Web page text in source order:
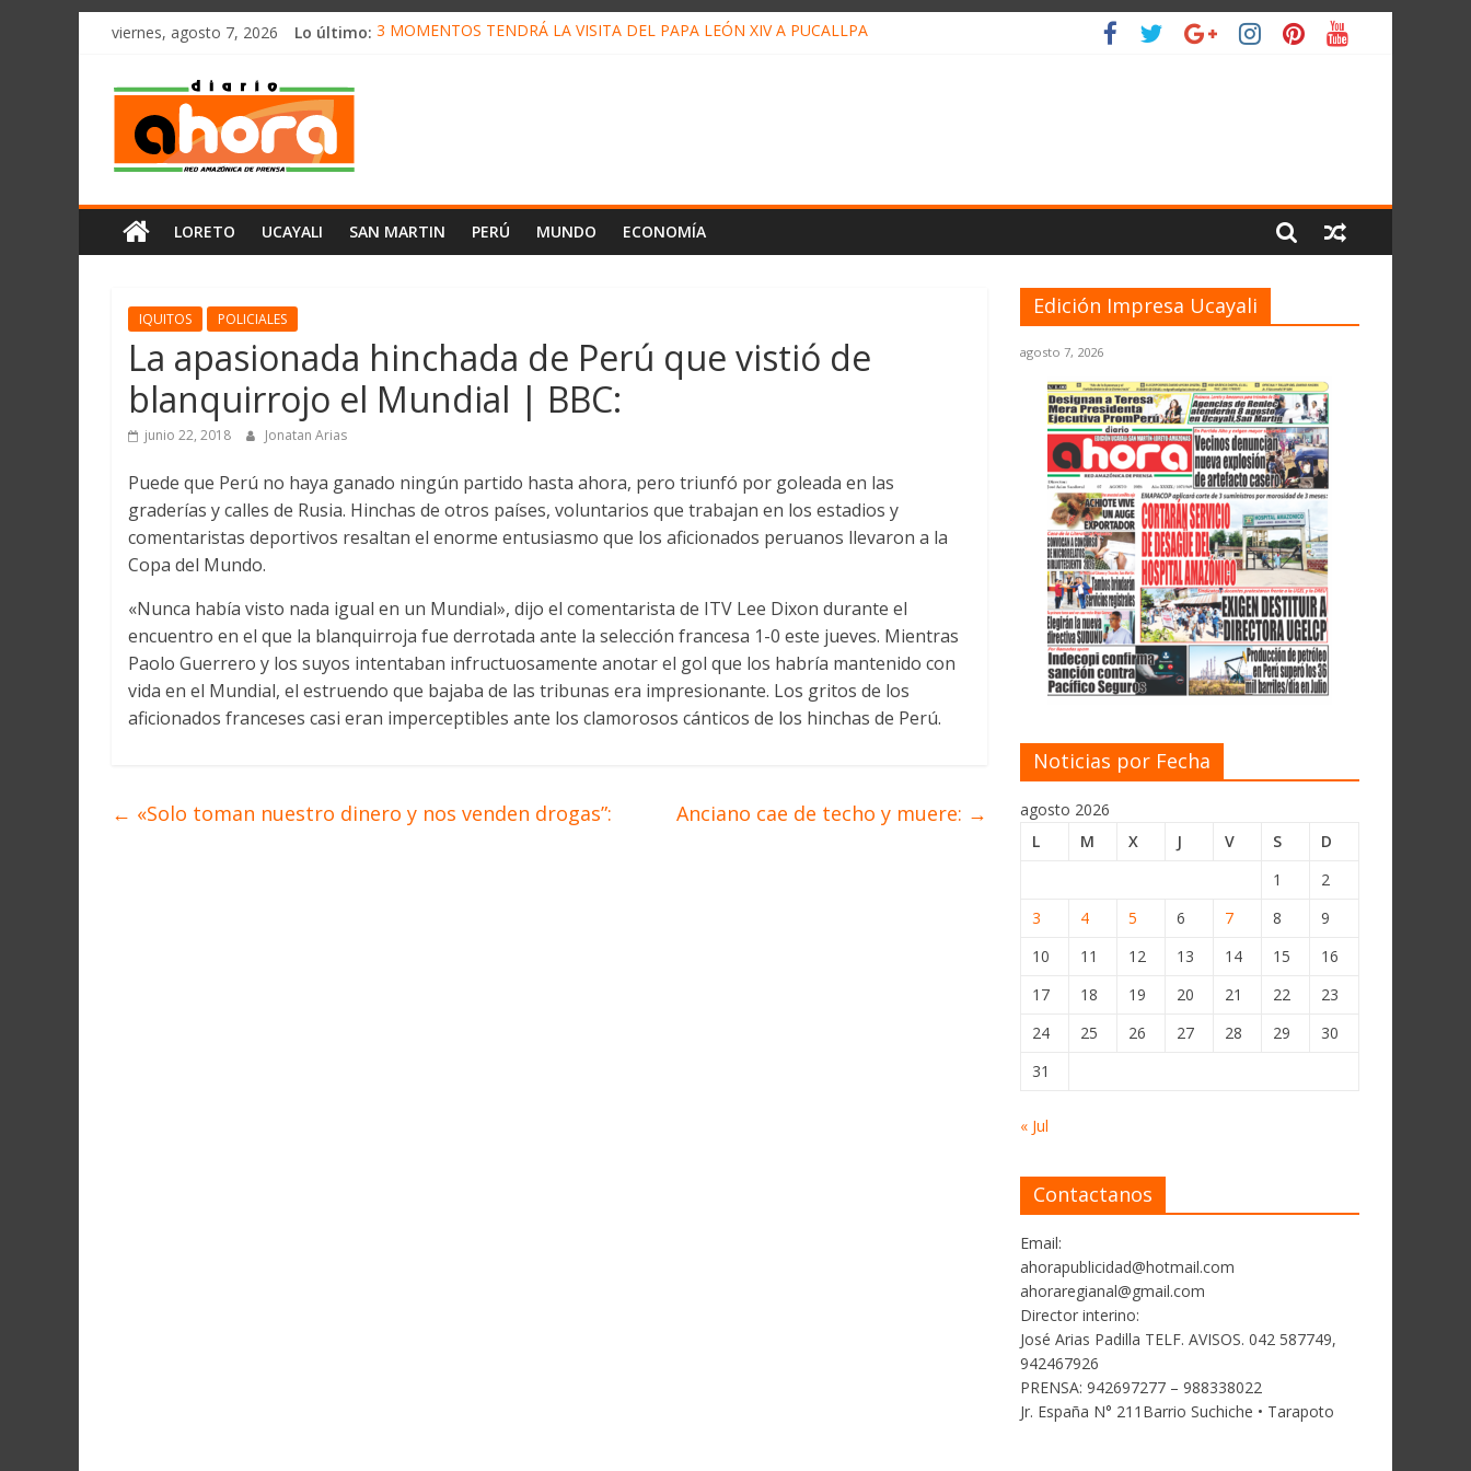
олимп казино
Saltarviernes, agosto 7, 2026 Lo último: 3 MOMENTOS TENDRÁ LA VISITA DEL PAPA LEÓN XIV A PUCALLPA
Diario
Ahora
Cadena
Amazónica
de
Noticias
del
Perú,
Mundo
Ucayali,
San
Martín
Loreto
LORETO UCAYALI SAN MARTIN PERÚ MUNDO ECONOMÍA
IQUITOS POLICIALES
La apasionada hinchada de Perú que vistió de
blanquirrojo el Mundial | BBC:
junio 22, 2018 Jonatan Arias
Puede que Perú no haya ganado ningún partido hasta ahora, pero triunfó por goleada en las
graderías y calles de Rusia. Hinchas de otros países, voluntarios que trabajan en los estadios y
comentaristas deportivos resaltan el enorme entusiasmo que los aficionados peruanos llevaron a la
Copa del Mundo.
«Nunca había visto nada igual en un Mundial», dijo el comentarista de ITV Lee Dixon durante el
encuentro en el que la blanquirroja fue derrotada ante la selección francesa 1-0 este jueves. Mientras
Paolo Guerrero y los suyos intentaban infructuosamente anotar el gol que los habría mantenido con
vida en el Mundial, el estruendo que bajaba de las tribunas era impresionante. Los gritos de los
aficionados franceses casi eran imperceptibles ante los clamorosos cánticos de los hinchas de Perú.
← «Solo toman nuestro dinero y nos venden drogas”: Anciano cae de techo y muere: →
Edición Impresa Ucayali
agosto 7, 2026
Noticias por Fecha
agosto 2026
L
M X J V S
D
1
2
3
4 5 6 7 8
9
10
11 12 13 14 15
16
17
18 19 20 21 22
23
24
25 26 27 28 29
30
31
« Jul
Contactanos
Email:
ahorapublicidad@hotmail.com
ahoraregianal@gmail.com
Director interino:
José Arias Padilla TELF. AVISOS. 042 587749,
942467926
PRENSA: 942697277 – 988338022
Jr. España N° 211Barrio Suchiche • Tarapoto